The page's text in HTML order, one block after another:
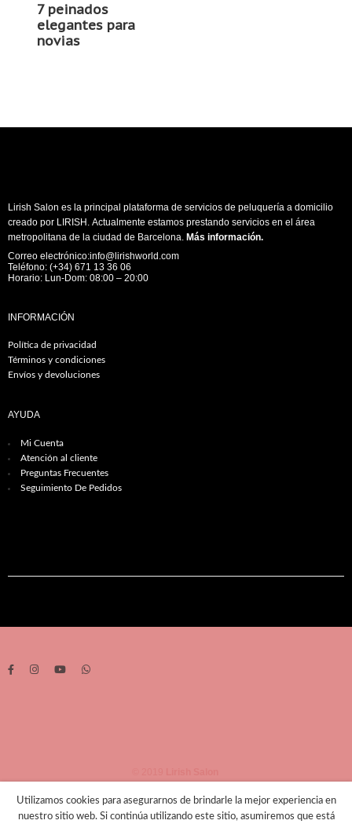
7 peinados
elegantes para
novias
Lirish Salon es la principal plataforma de servicios de peluquería a domicilio
creado por LIRISH. Actualmente estamos prestando servicios en el área
metropolitana de la ciudad de Barcelona. Más información.
Correo electrónico:info@lirishworld.com
Teléfono: (+34) 671 13 36 06
Horario: Lun-Dom: 08:00 – 20:00
INFORMACIÓN
Política de privacidad
Términos y condiciones
Envíos y devoluciones
AYUDA
Mi Cuenta
Atención al cliente
Preguntas Frecuentes
Seguimiento De Pedidos
Utilizamos cookies para asegurarnos de brindarle la mejor experiencia en
nuestro sitio web. Si continúa utilizando este sitio, asumiremos que está